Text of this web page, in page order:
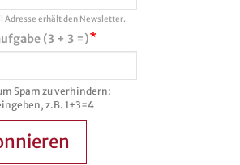
Adresse erhält den Newsletter.
(3 + 3 =)
Spam zu verhindern:
z.B. 1+3=4